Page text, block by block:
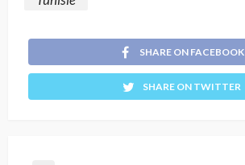
SHARE ON FACEBOOK
SHARE ON TWITTER